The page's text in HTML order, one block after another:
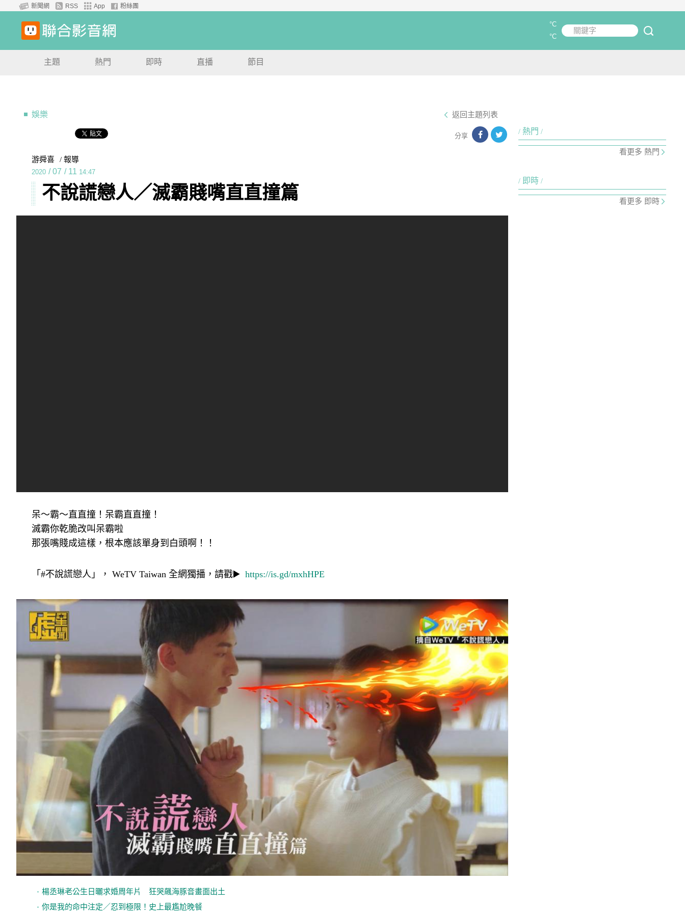
新聞網 RSS App 粉絲團
關鍵字
°C
°C
主題 熱門 即時 直播 節目
娛樂 返回主題列表
分享
游舜喜 / 報導
2020 / 07 / 11 14:47
不說謊戀人／滅霸賤嘴直直撞篇
呆～霸～直直撞！呆霸直直撞！
滅霸你乾脆改叫呆霸啦
那張嘴賤成這樣，根本應該單身到白頭啊！！
「#不說謊戀人」， WeTV Taiwan 全網獨播，請戳▶️ https://is.gd/mxhHPE
楊丞琳老公生日曬求婚周年片 狂哭飆海豚音畫面出土
你是我的命中注定／忍到極限！史上最尷尬晚餐
熱門
看更多 熱門
即時
看更多 即時